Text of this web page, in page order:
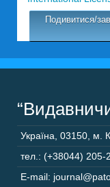
Подивитися/
Україна 03150 м.
тел.: (+38044) 205-
E-mail: